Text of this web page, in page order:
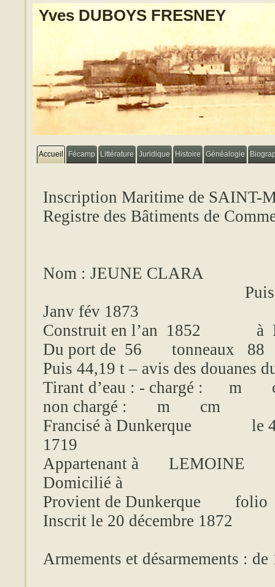
Yves DUBOYS FRESNEY
Accueil Fécamp Littérature Juridique Histoire Généalogie
Inscription Maritime de SAINT-
Registre des Bâtiments de
Nom : JEUNE CLARA
Janv fév 1873
Construit en l’an 1852 à
Du port de 56 tonneaux
88
Puis 44,19 t – avis des douanes
Tirant d’eau : - chargé :
m
non chargé : m
cm
Francisé à Dunkerque
le
1719
Appartenant à
LEMOINE
Domicilié à
Provient de Dunkerque
folio
Inscrit le 20 décembre 1872
Armements et désarmements : de